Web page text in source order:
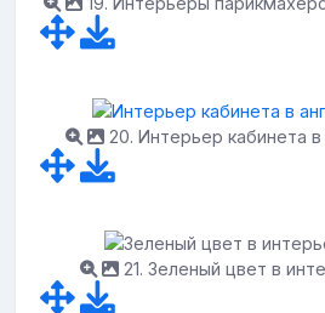
20. Интерьер кабинета в
21. Зеленый цвет в